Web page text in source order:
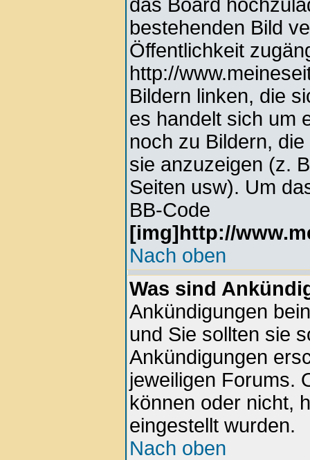
das Board
bestehenden Bild
Öffentlichkeit
http://
Bildern linken, die
es handelt sich um
noch zu Bildern,
sie anzuzeigen (z.
Seiten usw). Um
BB-Code
[img]http://
Nach oben
Was sind
Ankündigungen
und Sie sollten sie
Ankündigungen
jeweiligen Forums.
können oder nicht,
eingestellt wurden.
Nach oben